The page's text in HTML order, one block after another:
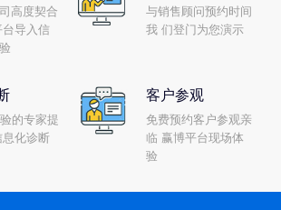
高度契合
导入信
与销售顾问预约时间
我 们登门为您演示
的专家提
化诊断
客户参观
免费预约客户参观亲
临 赢博平台现场体
验